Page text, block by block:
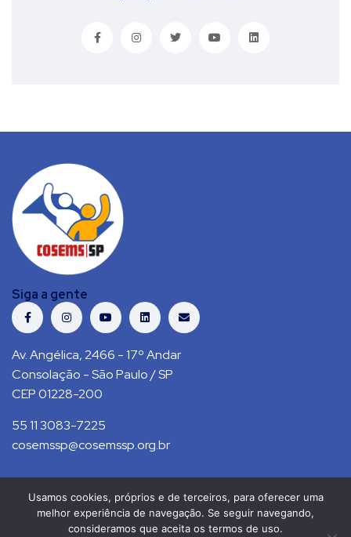
Siga a gente
Av. Angélica, 2466 - 17º Andar
Consolação - São Paulo / SP
CEP 01228-200
55 11 3083-7225
cosemssp@cosemssp.org.br
Política de Privacidade Contato
Usamos cookies, próprios e de terceiros, para oferecer uma
melhor experiência de navegação. Se seguir navegando,
consideramos que aceita os termos de uso.